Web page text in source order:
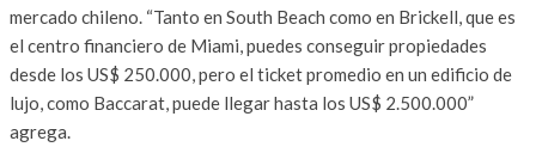
mercado chileno. “Tanto en South Beach como en Brickell, que es
el centro financiero de Miami, puedes conseguir propiedades
desde los US$ 250.000, pero el ticket promedio en un edificio de
lujo, como Baccarat, puede llegar hasta los US$ 2.500.000”
agrega.